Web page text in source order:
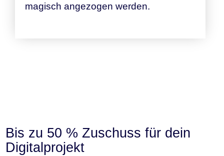
magisch angezogen werden.
Bis zu 50 % Zuschuss für dein
Digitalprojekt